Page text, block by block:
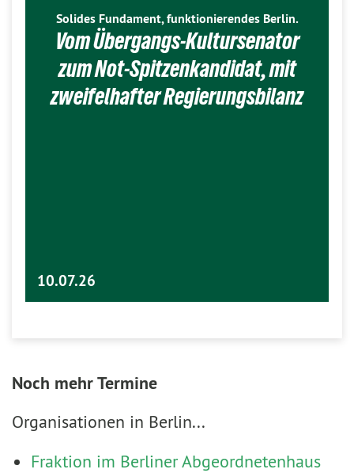
Solides Fundament, funktionierendes Berlin.
Vom Übergangs-Kultursenator
zum Not-Spitzenkandidat, mit
zweifelhafter Regierungsbilanz
10.07.26
Noch mehr Termine
Organisationen in Berlin...
Fraktion im Berliner Abgeordnetenhaus